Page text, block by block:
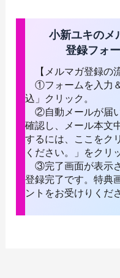
小新ユキのメ
登録フォ
【メルマガ登録の流
①フォームを入力
込」クリック。
②自動メールが届
確認し、メール本文
するには、ここをク
ください。」をクリ
③完了画面が表示さ
登録完了です。特典
ントをお受けりくだ